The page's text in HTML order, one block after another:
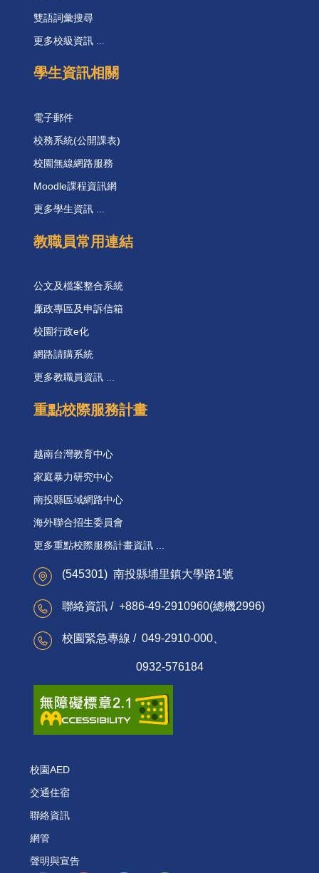
雙語詞彙搜尋
更多校級資訊 ...
學生資訊相關
電子郵件
校務系統(公開課表)
校園無線網路服務
Moodle課程資訊網
更多學生資訊 ...
教職員常用連結
公文及檔案整合系統
廉政專區及申訴信箱
校園行政e化
網路請購系統
更多教職員資訊 ...
重點校際服務計畫
越南台灣教育中心
家庭暴力研究中心
南投縣區域網路中心
海外聯合招生委員會
更多重點校際服務計畫資訊 ...
(545301) 南投縣埔里鎮大學路1號
聯絡資訊 / +886-49-2910960(總機2996)
校園緊急專線 / 049-2910-000、
0932-576184
校園AED
交通住宿
聯絡資訊
網管
聲明與宣告